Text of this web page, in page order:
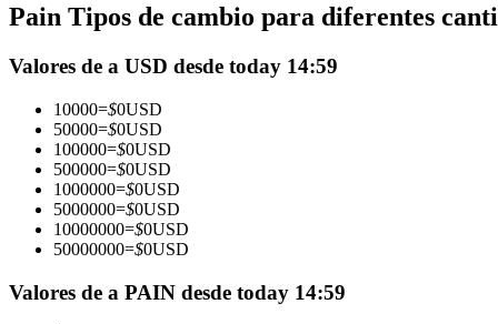
Futuros que utilizan USDC como garantía
Copiar Trading
Únete a los mejores traders
Pain Tipos de cambio para diferentes
Valores de a USD desde today 14:59
10000=$0USD
50000=$0USD
100000=$0USD
500000=$0USD
1000000=$0USD
5000000=$0USD
10000000=$0USD
50000000=$0USD
Valores de a PAIN desde today 14:59